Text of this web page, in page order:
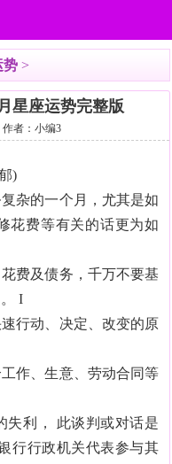
势 >
星座运势完整版
作者：小编3
)
杂的一个月，尤其是如
花费等有关的话更为如
费及债务，千万不要基
I
行动、决定、改变的原
作、生意、劳动合同等
失利， 此谈判或对话是
行行政机关代表参与其